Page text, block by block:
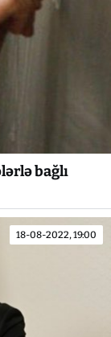
bağlı
18-08-2022, 19:00